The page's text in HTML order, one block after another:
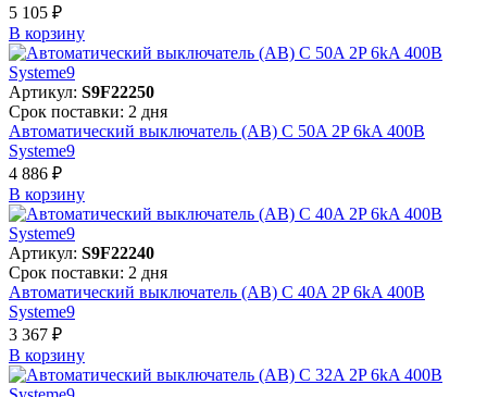
5 105 ₽
В корзинy
Артикул: S9F22250
Срок поставки: 2 дня
Автоматический выключатель (АВ) C 50A 2P 6kA 400В
Systeme9
4 886 ₽
В корзинy
Артикул: S9F22240
Срок поставки: 2 дня
Автоматический выключатель (АВ) C 40A 2P 6kA 400В
Systeme9
3 367 ₽
В корзинy